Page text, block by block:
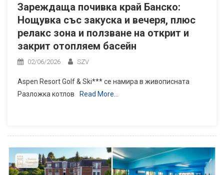
Зареждаща почивка край Банско:
Нощувка със закуска и вечеря, плюс
релакс зона и ползване на открит и
закрит отопляем басейн
02/06/2026 SZV
Aspen Resort Golf & Ski*** се намира в живописната
Разложка котлов
Read More…